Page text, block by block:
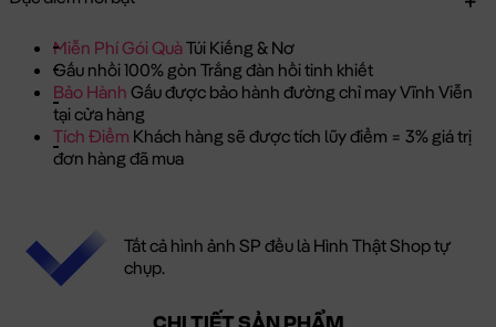
Miễn Phí Gói QuàTúi Kiếng & Nơ
Gấu nhồi 100% gòn Trắng đàn hồi tinh khiết
Bảo Hành Gấu được bảo hành đường chỉ may Vĩnh Viễn
tại cửa hàng
Tích Điểm Khách hàng sẽ được tích lũy điểm = 3% giá trị
đơn hàng đã mua
Tất cả hình ảnh SP đều là Hình Thật Shop tự
chụp.